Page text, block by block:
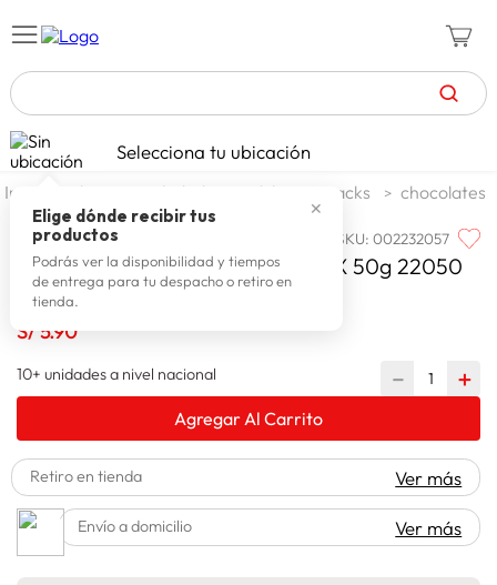
TÉRMINOS MÁS BUSCADOS
1. zapatillas mujer
2. celulares
3. zapatillas hombre
4. moda
5 . zapatillas
6. tv
8. laptop
9. spiderman
10 lavadora
Selecciona tu ubicación
✕
Elige dónde recibir tus
productos
Podrás ver la disponibilidad y tiempos
de entrega para tu despacho o retiro en
tienda.
alimentos y bebidas dulces y snacks chocolates
LA IBERICA SKU:002232057
La Iberica Barra Milky Flowpack X 50g 22050
S/ 5.90
10+ unidades a nivel nacional ＋
－
Agregar Al Carrito
Retiro en tienda Ver más
Envío a domicilio Ver más